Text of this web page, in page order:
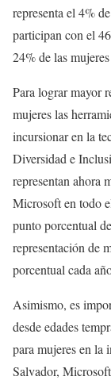
representa el 4%
participan con el
24% de las
Para lograr mayor
mujeres las
incursionar en la
Diversidad e
representan ahora
Microsoft en todo
punto porcentual
representación de
porcentual cada
Asimismo, es
desde edades
para mujeres en la
Salvador,